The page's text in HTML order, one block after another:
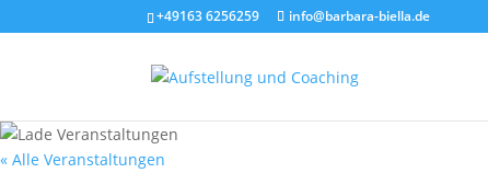
+49163 6256259 info@barbara-biella.de
« Alle Veranstaltungen